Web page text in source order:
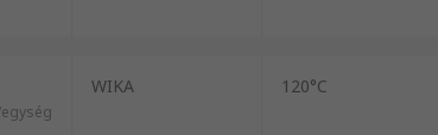
WIKA 120°C